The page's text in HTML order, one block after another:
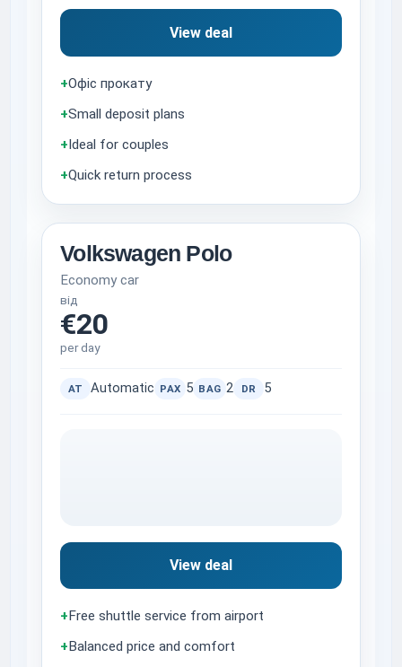
View deal
+Офіс прокату
+Small deposit plans
+Ideal for couples
+Quick return process
Volkswagen Polo
Economy car
від
€20
per day
AT Automatic PAX 5 BAG 2 DR 5
View deal
+Free shuttle service from airport
+Balanced price and comfort